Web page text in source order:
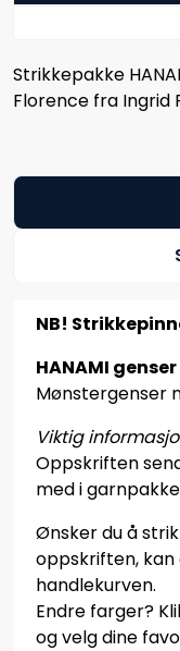
Strikkepakke
Florence fra Ingrid
NB!
HANAMI genser
Mønstergenser
Viktig
Oppskriften
med i
Ønsker du å
oppskriften,
handlekurven.
Endre farger?
og velg dine